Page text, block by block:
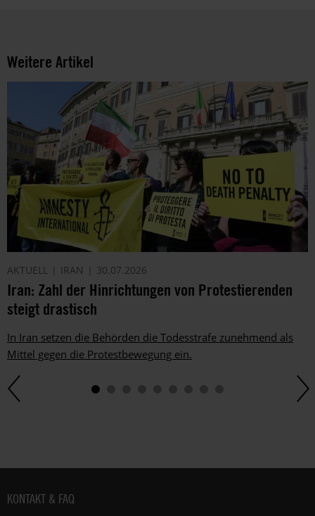
Weitere Artikel
AKTUELL IRAN 30.07.2026
Iran: Zahl der Hinrichtungen von Protestierenden
steigt drastisch
In Iran setzen die Behörden die Todesstrafe zunehmend als
Mittel gegen die Protestbewegung ein.
Fußbereich
KONTAKT & FAQ